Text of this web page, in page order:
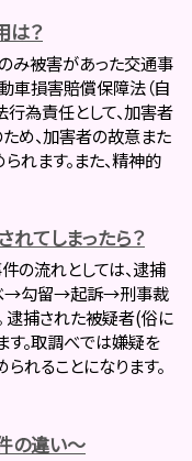
は？
のみ被害があった交通事
車損害賠償保障法（自
為責任として、加害者
め、加害者の故意また
れます。また、精神的
てしまったら？
の流れとしては、逮捕
→勾留→起訴→刑事裁
逮捕された被疑者(俗に
。取調べでは嫌疑を
れることになります。
の違い～